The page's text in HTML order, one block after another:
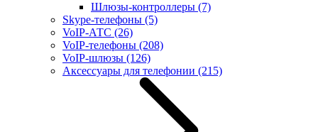
Шлюзы-контроллеры (7)
Skype-телефоны (5)
VoIP-АТС (26)
VoIP-телефоны (208)
VoIP-шлюзы (126)
Аксессуары для телефонии (215)